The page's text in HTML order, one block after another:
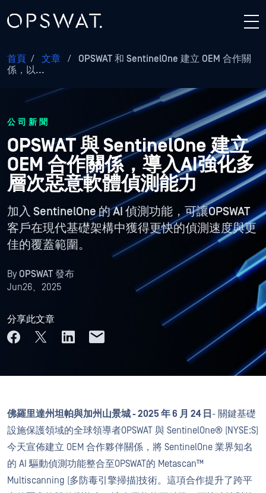
首頁 / 文章 /
OPSWAT 和 SentinelOne 建立 OEM 合作關
係，以...
公司新聞
OPSWAT 與 SentinelOne 建立
OEM 合作關係，導入AI強化多
層次惡意軟體偵測能力
加入 SentinelOne 的 AI 偵測功能，可讓OPSWAT
客戶在現代基礎架構中獲得更快的偵測速度與更
佳的覆蓋範圍。
ByOPSWAT 發布
Jun26、2025
分享此文章
佛羅里達州坦帕與加州山景城- 2025 年 6 月 24 日 - 關鍵基礎
設施保護領域的全球領導者OPSWAT 與 SentinelOne® (NYSE:S)
今天宣佈建立 OEM 合作夥伴關係，將 SentinelOne 業界知名
的 AI 驅動偵測功能整合至OPSWAT的 Metascan™
Multiscanning (多防毒引擎掃描)技術。這項合作提升了跨平